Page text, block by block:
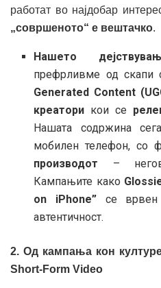
работат во најдобар
„совршеното“ е вештачко.
Нашето
префрливме од скапи
Generated Content
креатори кои се
Нашата содржина
мобилен телефон, со
производот –
Кампањите како
on iPhone”се врвен
автентичност.
2. Од кампања кон
Short-Form Video